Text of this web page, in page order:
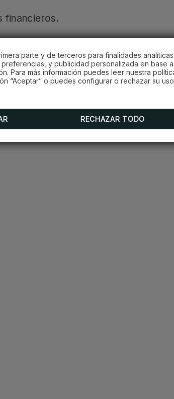
parte y de terceros para finalidades
y publicidad personalizada en base
Para más información puedes leer nuestra
“Aceptar” o puedes configurar o rechazar su
RECHAZAR TODO
financieros.